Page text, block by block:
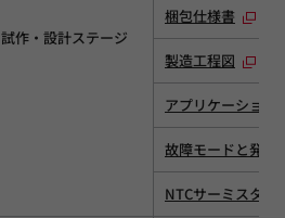
試作・設計ステージ
梱包仕様書
製造工程図
アプリケーション
故障モードと発生
NTCサーミスタ実